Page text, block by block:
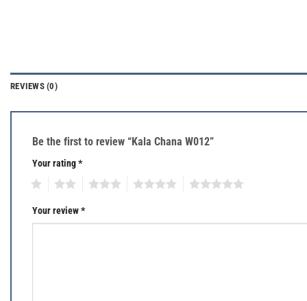
REVIEWS (0)
Be the first to review “Kala Chana W012”
Your rating*
Your review*